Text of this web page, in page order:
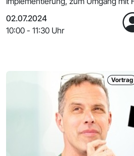
02.07.2024
10:00 - 11:30 Uhr
Vortrag